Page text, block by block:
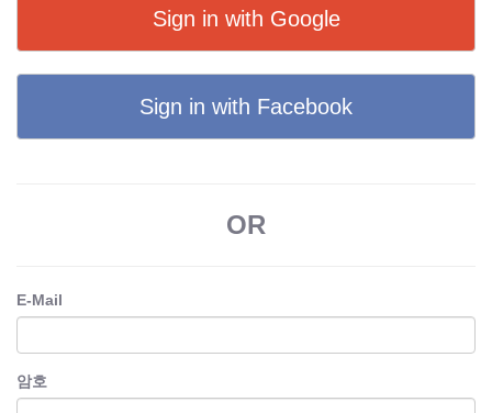
Sign in with Google
Sign in with Facebook
OR
E-Mail
암호